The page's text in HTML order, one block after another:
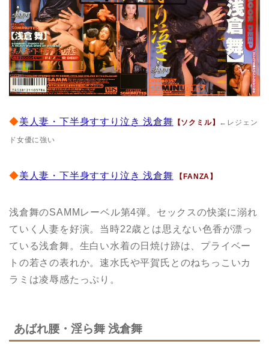
◆美人妻・下半身すすり泣き 浅倉舞 【ソクミル】 ←レジェン
ド女優に強い
◆美人妻・下半身すすり泣き 浅倉舞 【FANZA】
浅倉舞のSAMMレーベル第4弾。セックスの快楽に溺れ
ていく人妻を好演。当時22歳とは思えない色香が漂っ
ている浅倉舞。生白い水着の日焼け跡は、プライベー
トの若さの表れか。速水氏や平賀氏とのねちっこいカ
ラミは凌辱感たっぷり。
あばれ腰・淫ら舞 浅倉舞